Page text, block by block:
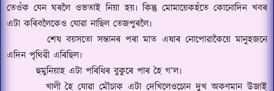
তেওঁক যেন ঘৰলৈ ওভতাই নিয়া হয়৷ কিন্তু মোমায়েকহঁতে কোনোদিন খবৰ
এটা কৰিবলৈকেও যোৱা নাছিল তেজপুৰলৈ৷
শেষ বয়সতো সন্তানৰ পৰা মাত এষাৰ নোপোৱাকৈয়ে মানুহজনে
এদিন পৃথিৱী এৰিছিল৷
হুমুনিয়াহ এটা পৰিধিৰ বুকুৰে পাৰ হৈ গ’ল৷
খালী হৈ যোৱা মৌচাক এটা দেখিলেওচোন দুখ অকণমান উজাই